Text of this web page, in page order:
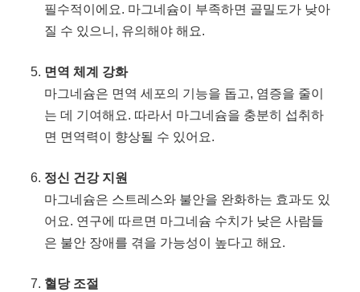
필수적이에요. 마그네슘이 부족하면 골밀도가 낮아
질 수 있으니, 유의해야 해요.
면역 체계 강화
마그네슘은 면역 세포의 기능을 돕고, 염증을 줄이
는 데 기여해요. 따라서 마그네슘을 충분히 섭취하
면 면역력이 향상될 수 있어요.
정신 건강 지원
마그네슘은 스트레스와 불안을 완화하는 효과도 있
어요. 연구에 따르면 마그네슘 수치가 낮은 사람들
은 불안 장애를 겪을 가능성이 높다고 해요.
혈당 조절